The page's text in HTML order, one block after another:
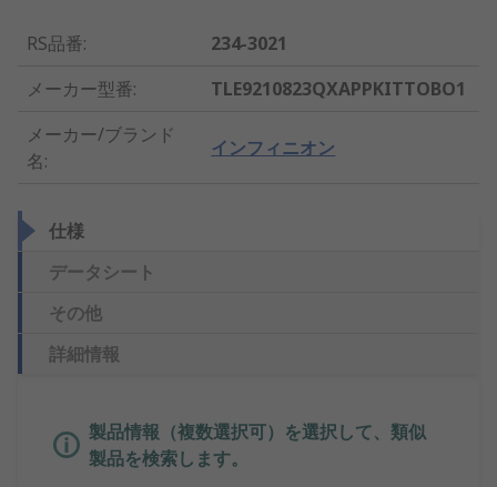
RS品番:
234-3021
メーカー型番:
TLE9210823QXAPPKITTOBO1
メーカー/ブランド
名:
インフィニオン
仕様
データシート
その他
詳細情報
製品情報（複数選択可）を選択して、類似
製品を検索します。